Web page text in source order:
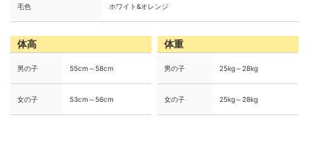
毛色 ホワイト&オレンジ
体高
男の子 55cm～58cm
女の子 53cm～56cm
体重
男の子 25kg～28kg
女の子 25kg～28kg